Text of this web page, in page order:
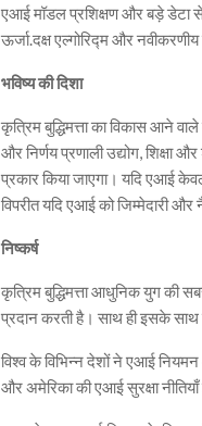
एआई मॉडल प्रशिक्षण और बड़े डेटा
ऊर्जा.दक्ष एल्गोरिद्म और
भविष्य की दिशा
कृत्रिम बुद्धिमत्ता का विकास आने
और निर्णय प्रणाली उद्योग,
प्रकार किया जाएगा। यदि एआई
विपरीत यदि एआई को जिम्मेदारी
निष्कर्ष
कृत्रिम बुद्धिमत्ता आधुनिक युग की
प्रदान करती है। साथ ही इसके साथ
विश्व के विभिन्न देशों ने एआई
और अमेरिका की एआई सुरक्षा